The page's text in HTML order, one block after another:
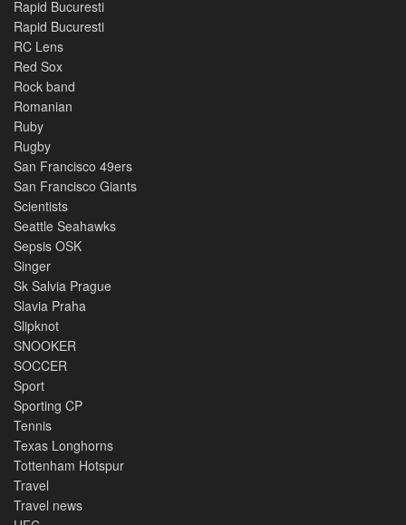
Rapid Bucuresti
Rapid Bucuresti
RC Lens
Red Sox
Rock band
Romanian
Ruby
Rugby
San Francisco 49ers
San Francisco Giants
Scientists
Seattle Seahawks
Sepsis OSK
Singer
Sk Salvia Prague
Slavia Praha
Slipknot
SNOOKER
SOCCER
Sport
Sporting CP
Tennis
Texas Longhorns
Tottenham Hotspur
Travel
Travel news